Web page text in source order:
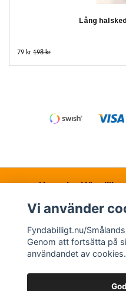
Lång
79 kr 198 kr
Kontakt Köpvillkor
© Copyright 2026
Vi använder
Fyndabilligt.nu/
Genom att fortsätta på
användandet av cookies.